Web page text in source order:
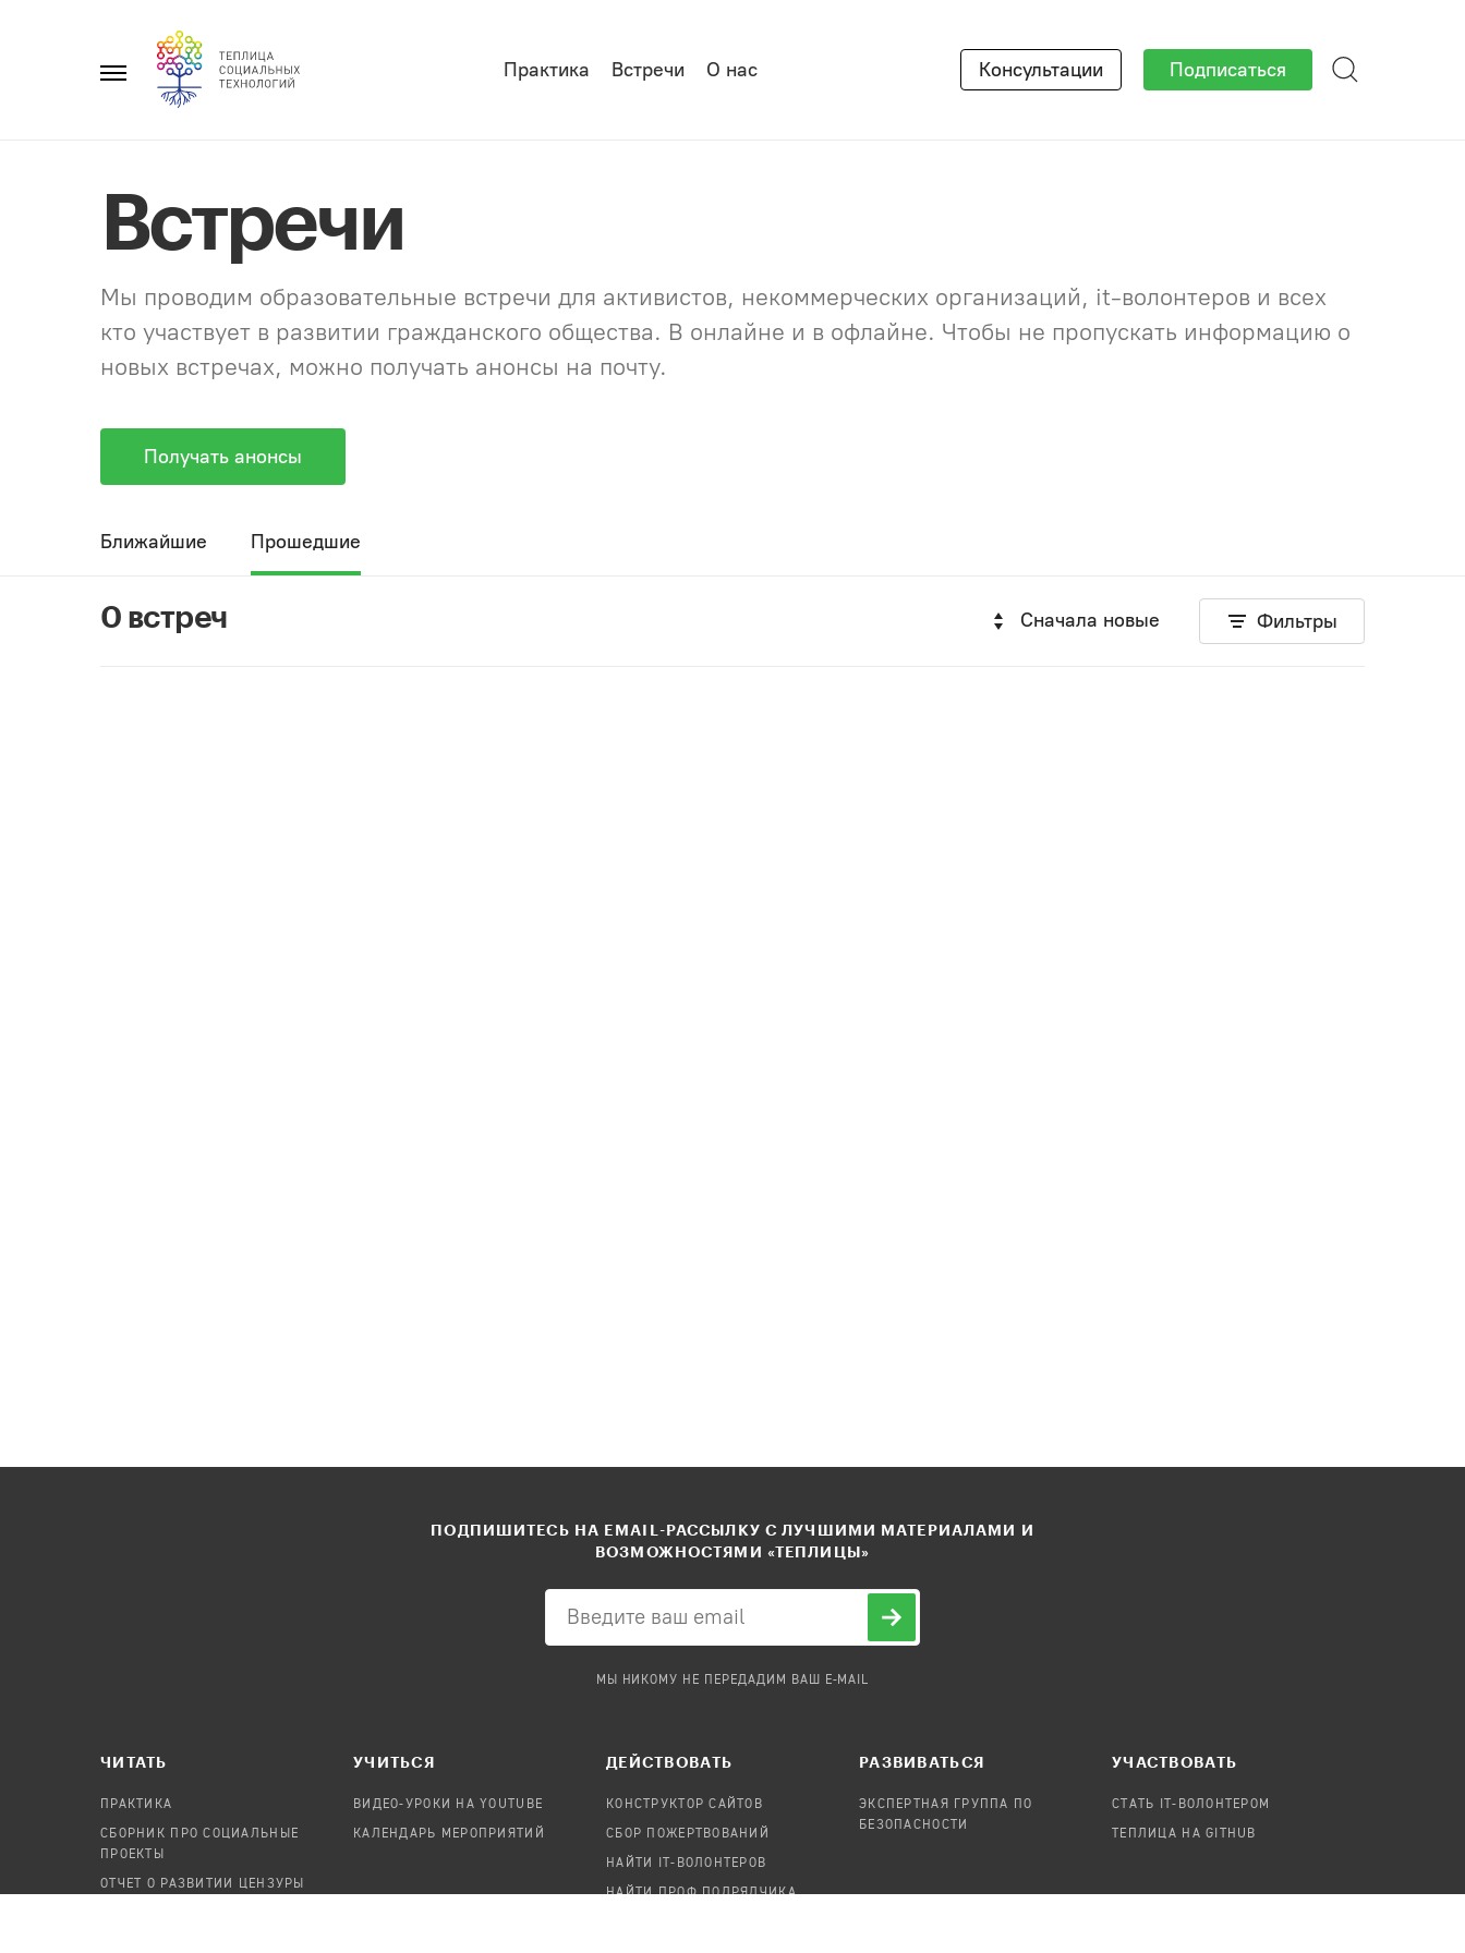
Главное
Практика Встречи О нас Консультации Подписаться
Встречи
Мы проводим образовательные встречи для активистов, некоммерческих организаций, it-волонтеров и всех
кто участвует в развитии гражданского общества. В онлайне и в офлайне. Чтобы не пропускать информацию о
новых встречах, можно получать анонсы на почту.
Получать анонсы
Ближайшие Прошедшие
0 встреч Сначала новые Фильтры
ПОДПИШИТЕСЬ НА EMAIL-РАССЫЛКУ С ЛУЧШИМИ МАТЕРИАЛАМИ И
ВОЗМОЖНОСТЯМИ «ТЕПЛИЦЫ»
МЫ НИКОМУ НЕ ПЕРЕДАДИМ ВАШ E-MAIL
ЧИТАТЬ
ПРАКТИКА
СБОРНИК ПРО СОЦИАЛЬНЫЕ
ПРОЕКТЫ
ОТЧЕТ О РАЗВИТИИ ЦЕНЗУРЫ
УЧИТЬСЯ
ВИДЕО-УРОКИ НА YOUTUBE
КАЛЕНДАРЬ МЕРОПРИЯТИЙ
ДЕЙСТВОВАТЬ
КОНСТРУКТОР САЙТОВ
СБОР ПОЖЕРТВОВАНИЙ
НАЙТИ IT-ВОЛОНТЕРОВ
НАЙТИ ПРОФ.ПОДРЯДЧИКА
РАЗВИВАТЬСЯ
ЭКСПЕРТНАЯ ГРУППА ПО
БЕЗОПАСНОСТИ
УЧАСТВОВАТЬ
СТАТЬ IT-ВОЛОНТЕРОМ
ТЕПЛИЦА НА GITHUB